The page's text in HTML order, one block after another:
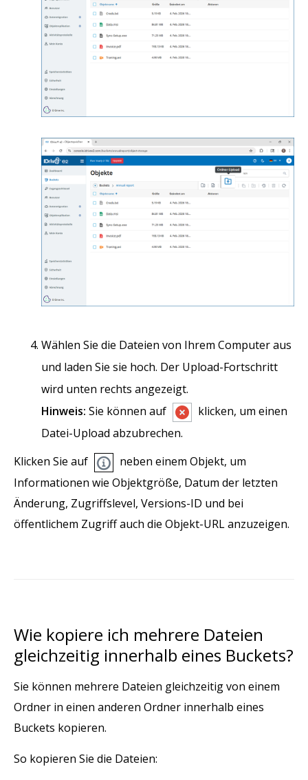
Wählen Sie die Dateien von Ihrem Computer aus
und laden Sie sie hoch. Der Upload-Fortschritt
wird unten rechts angezeigt.
Hinweis: Sie können auf
klicken, um einen
Datei-Upload abzubrechen.
Klicken Sie auf
neben einem Objekt, um
Informationen wie Objektgröße, Datum der letzten
Änderung, Zugriffslevel, Versions-ID und bei
öffentlichem Zugriff auch die Objekt-URL anzuzeigen.
Wie kopiere ich mehrere Dateien
gleichzeitig innerhalb eines Buckets?
Sie können mehrere Dateien gleichzeitig von einem
Ordner in einen anderen Ordner innerhalb eines
Buckets kopieren.
So kopieren Sie die Dateien: